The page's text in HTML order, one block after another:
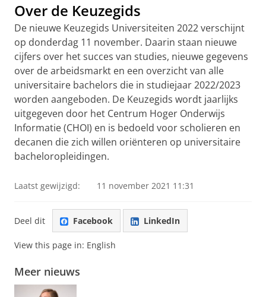
Over de Keuzegids
De nieuwe Keuzegids Universiteiten 2022 verschijnt
op donderdag 11 november. Daarin staan nieuwe
cijfers over het succes van studies, nieuwe gegevens
over de arbeidsmarkt en een overzicht van alle
universitaire bachelors die in studiejaar 2022/2023
worden aangeboden. De Keuzegids wordt jaarlijks
uitgegeven door het Centrum Hoger Onderwijs
Informatie (CHOI) en is bedoeld voor scholieren en
decanen die zich willen oriënteren op universitaire
bacheloropleidingen.
Laatst gewijzigd: 11 november 2021 11:31
Deel dit Facebook LinkedIn
View this page in: English
Meer nieuws